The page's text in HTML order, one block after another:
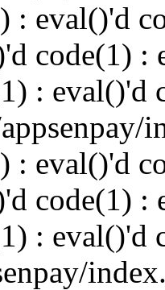
: eval()'d
code(1) :
: eval()'d
: eval()'d
code(1) :
: eval()'d